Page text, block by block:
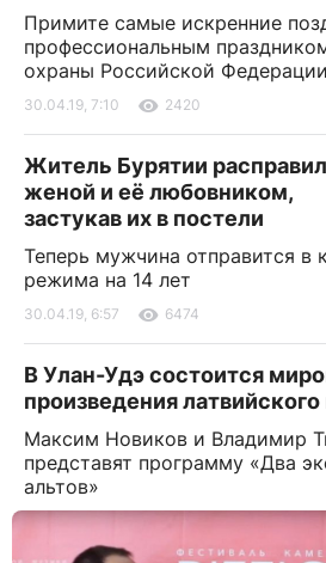
Примите самые искренние
профессиональным
охраны Российской
30.04.19, 7:10 2420
Житель Бурятии
женой и её любовником,
застукав их в постели
Теперь мужчина отправится в
режима на 14 лет
30.04.19, 6:57 6474
В Улан-Удэ состоится
произведения
Максим Новиков и Владимир
представят программу «Два
альтов»